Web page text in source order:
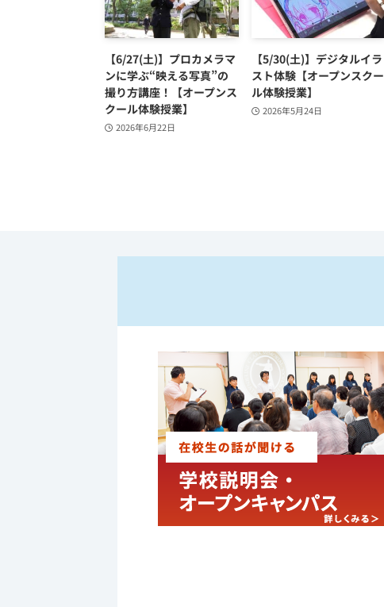
【6/27(土)】プロカメラマ
ンに学ぶ“映える写真”の
撮り方講座！【オープンス
クール体験授業】
2026年6月22日
【5/30(土)】デジタルイラ
スト体験【オープンスクー
ル体験授業】
2026年5月24日